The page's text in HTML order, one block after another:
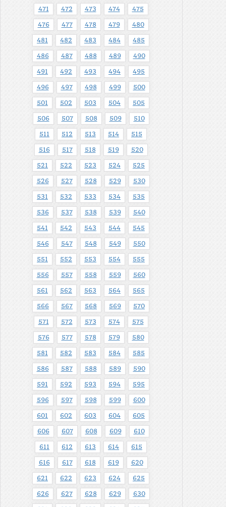
471 472 473 474 475
476 477 478 479 480
481 482 483 484 485
486 487 488 489 490
491 492 493 494 495
496 497 498 499 500
501 502 503 504 505
506 507 508 509 510
511 512 513 514 515
516 517 518 519 520
521 522 523 524 525
526 527 528 529 530
531 532 533 534 535
536 537 538 539 540
541 542 543 544 545
546 547 548 549 550
551 552 553 554 555
556 557 558 559 560
561 562 563 564 565
566 567 568 569 570
571 572 573 574 575
576 577 578 579 580
581 582 583 584 585
586 587 588 589 590
591 592 593 594 595
596 597 598 599 600
601 602 603 604 605
606 607 608 609 610
611 612 613 614 615
616 617 618 619 620
621 622 623 624 625
626 627 628 629 630